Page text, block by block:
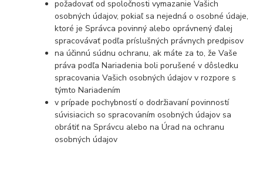
požadovať od spoločnosti vymazanie Vašich
osobných údajov, pokiaľ sa nejedná o osobné údaje,
ktoré je Správca povinný alebo oprávnený ďalej
spracovávať podľa príslušných právnych predpisov
na účinnú súdnu ochranu, ak máte za to, že Vaše
práva podľa Nariadenia boli porušené v dôsledku
spracovania Vašich osobných údajov v rozpore s
týmto Nariadením
v prípade pochybností o dodržiavaní povinností
súvisiacich so spracovaním osobných údajov sa
obrátiť na Správcu alebo na Úrad na ochranu
osobných údajov